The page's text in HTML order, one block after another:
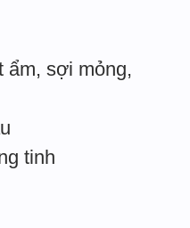
ẩm, sợi mỏng,
tinh